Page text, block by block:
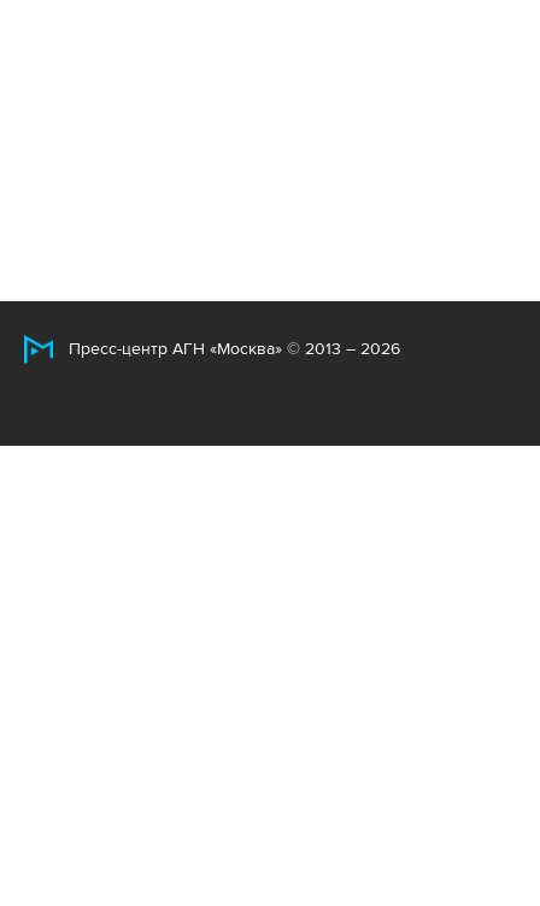
Пресс-центр АГН «Москва» © 2013 – 2026